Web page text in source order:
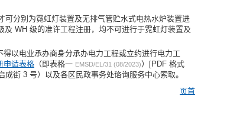
可分别为霓虹灯装置及无排气管贮水式电热水炉装置进
WH 级的准许工程注册，均不可进行于霓虹灯装置及
以电业承办商身分承办电力工程或立约进行电力工
申请表格 （即表格一 EMSD/EL/31 (08/2023)）[PDF 格式
街 3 号）以及各区民政事务处谘询服务中心索取。
页首